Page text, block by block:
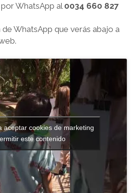
WhatsApp al 0034 660 827
WhatsApp que verás abajo a
aceptar cookies de marketing
este contenido